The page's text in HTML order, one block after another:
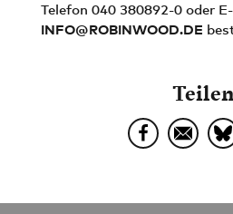
Telefon 040 380892-0 oder
INFO@ROBINWOOD.DE